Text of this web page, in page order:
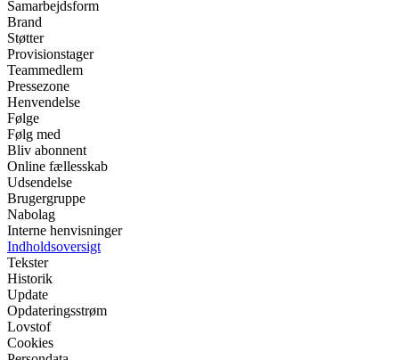
Samarbejdsform
Brand
Støtter
Provisionstager
Teammedlem
Pressezone
Henvendelse
Følge
Følg med
Bliv abonnent
Online fællesskab
Udsendelse
Brugergruppe
Nabolag
Interne henvisninger
Indholdsoversigt
Tekster
Historik
Update
Opdateringsstrøm
Lovstof
Cookies